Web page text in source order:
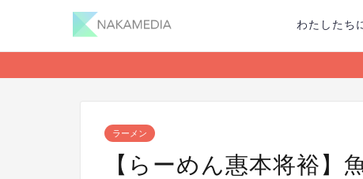
わたしたち
ラーメン
【らーめん惠本将裕】